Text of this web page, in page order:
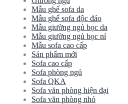
Mẫu ghế sofa da
Mẫu ghế sofa độc đáo
Mẫu giường ngủ bọc da
Mẫu giường ngủ bọc nỉ
Mẫu sofa cao cấp
Sản phẩm mới
Sofa cao cấp
Sofa phòng ngủ
Sofa QKA
Sofa văn phòng hiện đại
Sofa văn phòng nhỏ